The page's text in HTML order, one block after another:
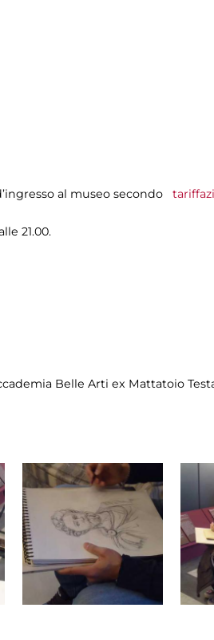
al museo secondo
21.00.
Belle Arti ex Mattatoio